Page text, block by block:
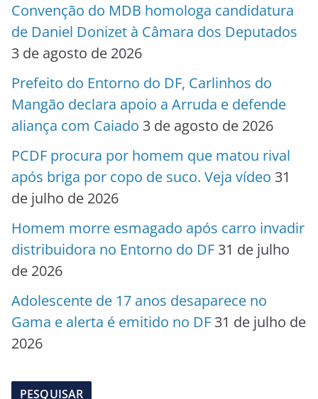
Convenção do MDB homologa candidatura
de Daniel Donizet à Câmara dos Deputados
3 de agosto de 2026
Prefeito do Entorno do DF, Carlinhos do
Mangão declara apoio a Arruda e defende
aliança com Caiado 3 de agosto de 2026
PCDF procura por homem que matou rival
após briga por copo de suco. Veja vídeo 31
de julho de 2026
Homem morre esmagado após carro invadir
distribuidora no Entorno do DF 31 de julho
de 2026
Adolescente de 17 anos desaparece no
Gama e alerta é emitido no DF 31 de julho de
2026
PESQUISAR